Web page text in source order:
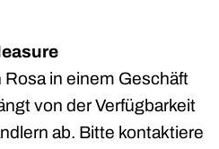
Rosa in einem Geschäft
von der Verfügbarkeit
ab. Bitte kontaktiere